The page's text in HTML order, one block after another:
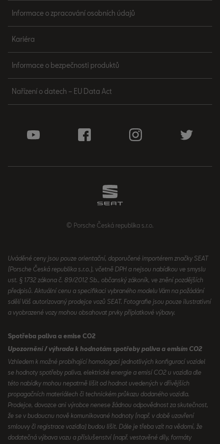
Informace o zpracování osobních údajů
Kariéra
Informace o bezpečnosti produktů
Nařízení o datech – EU Data Act
© Porsche Česká republika s.r.o.
Uváděné ceny jsou pouze orientační, doporučené importérem značky SEAT
(Porsche Česká republika s.r.o.), včetně DPH a nejsou nabídkou ve smyslu
ust. § 1732 zákona č. 89/2012 Sb., občanský zákoník, ve znění pozdějších
předpisů. Aktuální cenu a specifikaci vybraného modelu Vám na požádání
sdělí Váš autorizovaný prodejce vozů SEAT. Fotografie jsou pouze ilustrativní
a vyobrazené vozy mohou obsahovat prvky příplatkové výbavy.
Spotřeba paliva a emise CO2
Upozornění / výhrada k hodnotám spotřeby paliva a emisím CO2
Vzhledem k možné probíhající homologaci jednotlivých konfigurací vozidel
se hodnoty spotřeby paliva, elektrické energie a emisí CO2 u vozidla dle
této nabídky mohou nepatrně lišit od hodnot uvedených v dřívějších
propagačních materiálech či technickém průkazu dodaného vozidla.
Prodejce, dovozce ani výrobce nenese žádnou odpovědnost za skutečnost,
že se v budoucnu nově komunikované hodnoty (např. v době uzavření
smlouvy či registrace vozidla) budou lišit. Dále je třeba vzít na vědomí, že
dodatečná výbava vozu a příslušenství (např. vestavěné díly, formáty